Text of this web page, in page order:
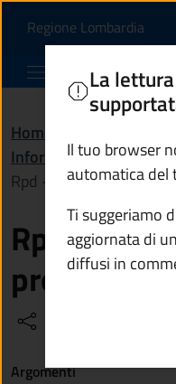
Rpd -
Regione Lombardia
Comune di
Home
Informazioni
Rpd - Responsabile
Rpd -
protezione
La
Il tuo browser
automatica del
Ti suggeriamo
aggiornata di
diffusi in
Argomenti